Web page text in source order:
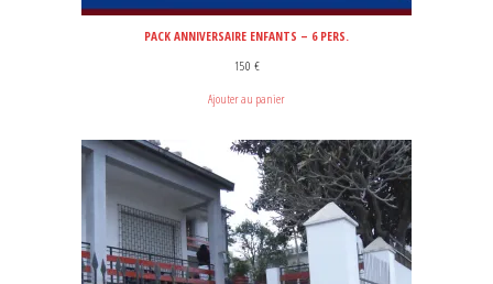
PACK ANNIVERSAIRE ENFANTS – 6 PERS.
150 €
Ajouter au panier